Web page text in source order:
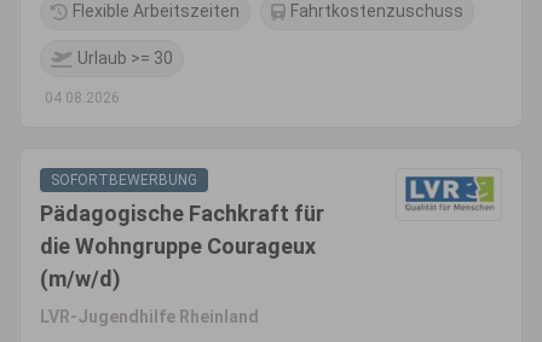
Flexible Arbeitszeiten Fahrtkostenzuschuss
Urlaub >= 30
04.08.2026
SOFORTBEWERBUNG
Pädagogische Fachkraft für
die Wohngruppe Courageux
(m/w/d)
LVR-Jugendhilfe Rheinland